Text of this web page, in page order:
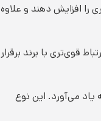
مشتری را افزایش دهند و علاوه
قوی‌تری با برند برقرار
یاد می‌آورد. این نوع